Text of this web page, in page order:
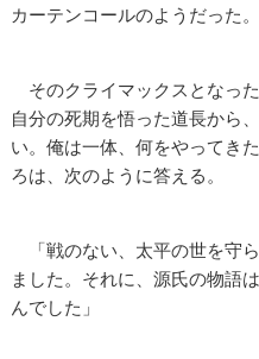
カーテンコールのようだった。
そのクライマックスとなっ
自分の死期を悟った道長から
い。俺は一体、何をやってき
ろは、次のように答える。
「戦のない、太平の世を守
ました。それに、源氏の物語
んでした」